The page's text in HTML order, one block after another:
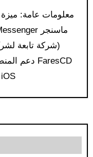
معلومات عامة: ميزة
(شركة تابعة
iOS (تم إيقافه في…